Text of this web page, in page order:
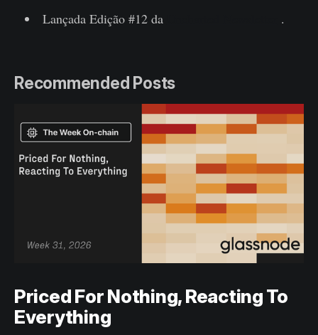
Lançada Edição #12 da
.
Recommended Posts
Priced For Nothing, Reacting To
Everything